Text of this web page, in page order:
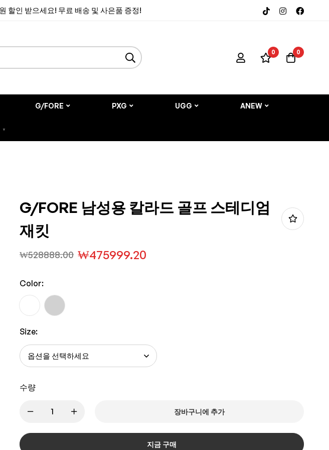
할인 받으세요! 무료 배송 및 사은품 증정!
0 0
G/FORE PXG UGG ANEW
▼
G/FORE 남성용 칼라드 골프 스테디엄
재킷
₩528888.00 ₩475999.20
Color:
Size:
수량
장바구니에 추가
지금 구매